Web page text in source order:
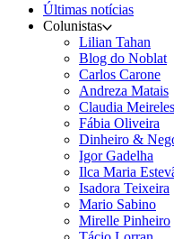
Últimas notícias
Colunistas
Lilian Tahan
Blog do Noblat
Carlos Carone
Andreza Matais
Claudia Meireles
Fábia Oliveira
Dinheiro &
Igor Gadelha
Ilca Maria
Isadora Teixeira
Mario Sabino
Mirelle Pinheiro